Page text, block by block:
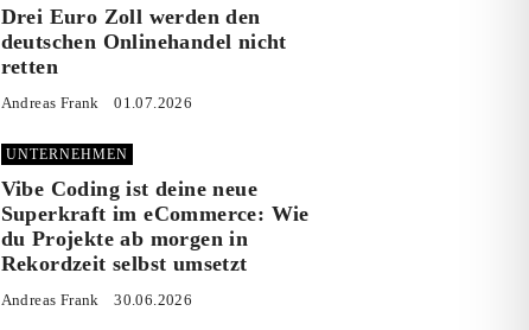
Drei Euro Zoll werden den
deutschen Onlinehandel nicht
retten
Andreas Frank 01.07.2026
UNTERNEHMEN
Vibe Coding ist deine neue
Superkraft im eCommerce: Wie
du Projekte ab morgen in
Rekordzeit selbst umsetzt
Andreas Frank 30.06.2026